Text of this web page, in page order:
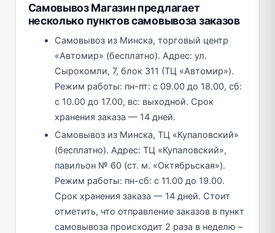
Самовывоз Магазин предлагает
несколько пунктов самовывоза заказов
Самовывоз из Минска, торговый центр
«Автомир» (бесплатно). Адрес: ул.
Сырокомли, 7, блок 311 (ТЦ «Автомир»).
Режим работы: пн-пт: с 09.00 до 18.00, сб:
с 10.00 до 17.00, вс: выходной. Срок
хранения заказа — 14 дней.
Самовывоз из Минска, ТЦ «Купаловский»
(бесплатно). Адрес: ТЦ «Купаловский»,
павильон № 60 (ст. м. «Октябрьская»).
Режим работы: пн-сб: с 11.00 до 19.00.
Срок хранения заказа — 14 дней. Стоит
отметить, что отправление заказов в пункт
самовывоза происходит 2 раза в неделю –